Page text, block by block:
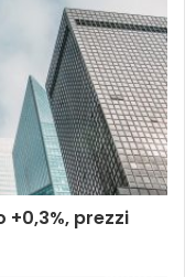
+0,3%, prezzi